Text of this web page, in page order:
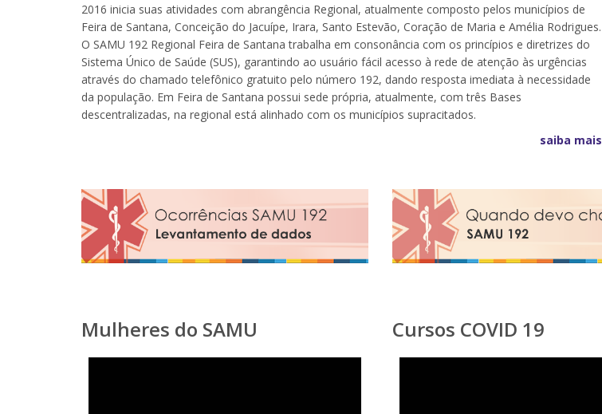
2016 inicia suas atividades com abrangência Regional, atualmente composto pelos municípios de
Feira de Santana, Conceição do Jacuípe, Irara, Santo Estevão, Coração de Maria e Amélia Rodrigues.
O SAMU 192 Regional Feira de Santana trabalha em consonância com os princípios e diretrizes do
Sistema Único de Saúde (SUS), garantindo ao usuário fácil acesso à rede de atenção às urgências
através do chamado telefônico gratuito pelo número 192, dando resposta imediata à necessidade
da população. Em Feira de Santana possui sede própria, atualmente, com três Bases
descentralizadas, na regional está alinhado com os municípios supracitados.
saiba mais
Mulheres do SAMU Cursos COVID 19